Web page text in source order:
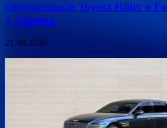
Обновлённые Toyota Hilux и
у дилеров
21.08.2020